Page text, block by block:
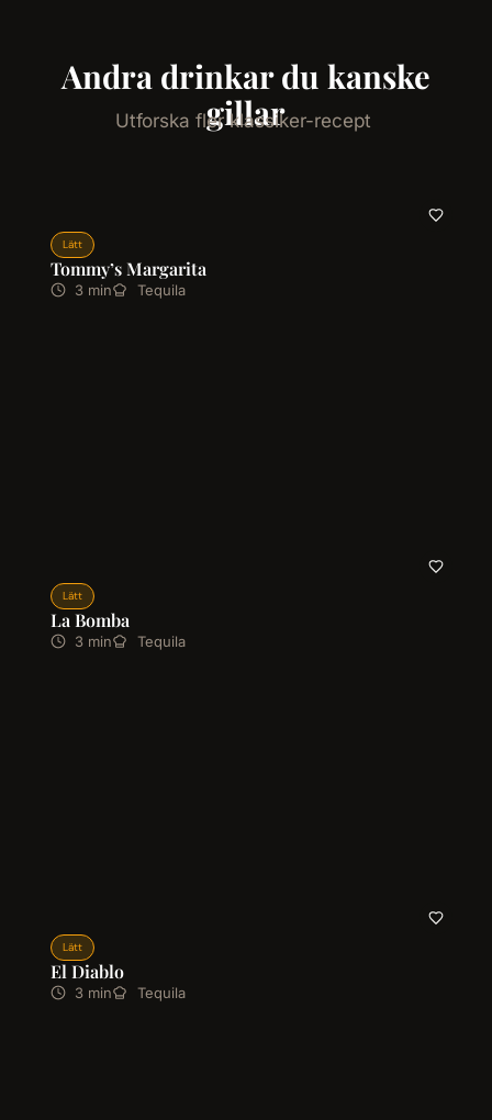
Andra drinkar du kanske
gillar
Utforska fler klassiker-recept
Lätt
Tommy’s Margarita
3 min Tequila
Lätt
La Bomba
3 min Tequila
Lätt
El Diablo
3 min Tequila